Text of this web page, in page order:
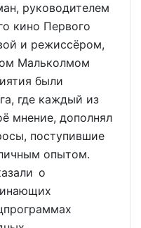
руководителем
кино Первого
и режиссёром,
Мальколмом
были
где каждый из
мнение, дополнял
поступившие
опытом.
о